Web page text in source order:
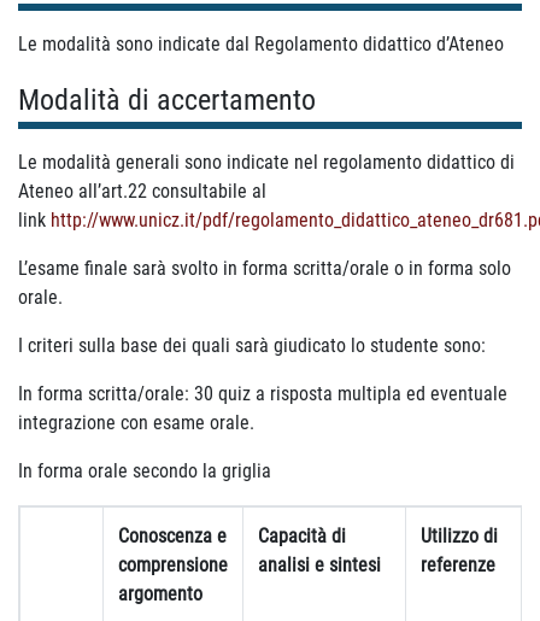
Le modalità sono indicate dal Regolamento didattico d’Ateneo
Modalità di accertamento
Le modalità generali sono indicate nel regolamento didattico di
Ateneo all’art.22 consultabile al
link http://www.unicz.it/pdf/
L’esame finale sarà svolto in forma scritta/orale o in forma solo
orale.
I criteri sulla base dei quali sarà giudicato lo studente sono:
In forma scritta/orale: 30 quiz a risposta multipla ed eventuale
integrazione con esame orale.
In forma orale secondo la griglia
Conoscenza e
comprensione
argomento
Capacità di
analisi e sintesi
Utilizzo di
referenze